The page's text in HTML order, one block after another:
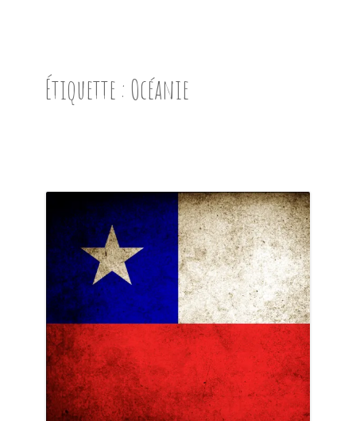
PRÉSENTATION
EN IMAGES
NOS BONNES ADRESSES
Étiquette : Océanie